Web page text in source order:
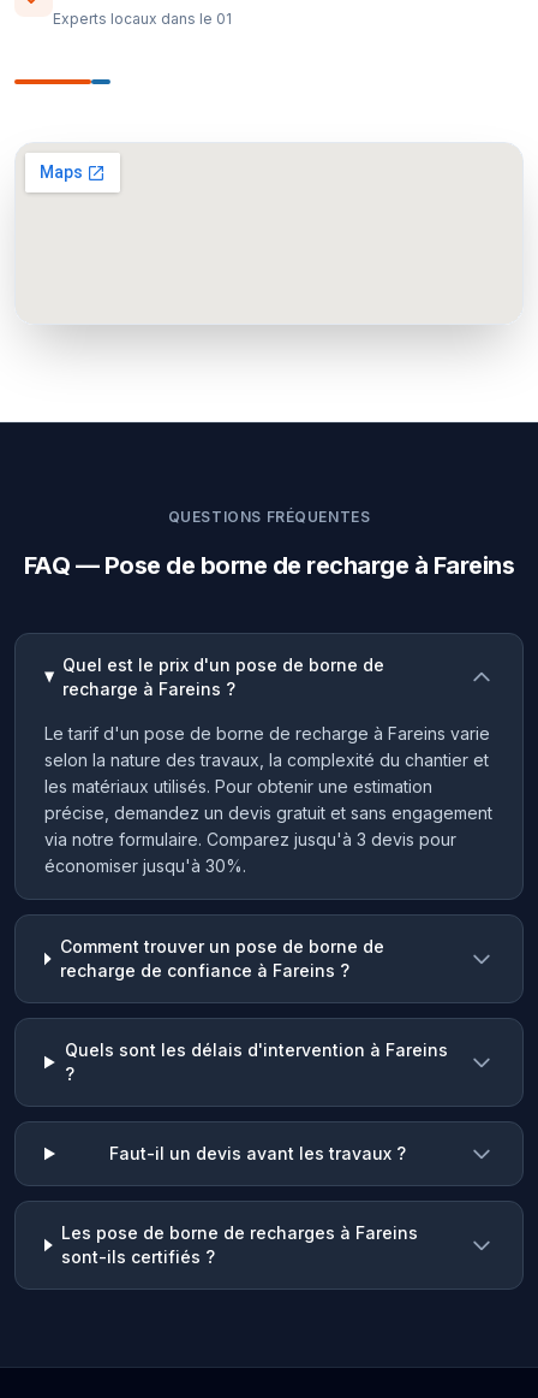
Experts locaux dans le 01
QUESTIONS FRÉQUENTES
FAQ — Pose de borne de recharge à Fareins
Quel est le prix d'un pose de borne de
recharge à Fareins ?
Le tarif d'un pose de borne de recharge à Fareins varie
selon la nature des travaux, la complexité du chantier et
les matériaux utilisés. Pour obtenir une estimation
précise, demandez un devis gratuit et sans engagement
via notre formulaire. Comparez jusqu'à 3 devis pour
économiser jusqu'à 30%.
Comment trouver un pose de borne de
recharge de confiance à Fareins ?
Quels sont les délais d'intervention à Fareins
?
Faut-il un devis avant les travaux ?
Les pose de borne de recharges à Fareins
sont-ils certifiés ?